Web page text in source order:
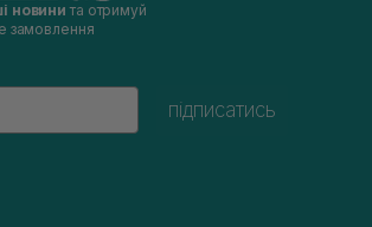
новини та отримуй
замовлення
підписатись